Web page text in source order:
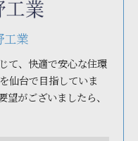
工業
て、快適で安心な住環
仙台で目指していま
がございましたら、